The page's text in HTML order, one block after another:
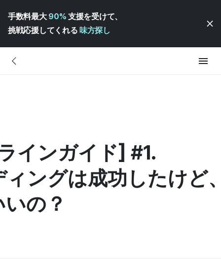
手数料最大 90% 支援を受けて、
挑戦応援してくれる 味方探し
インガイド] #1.
ングは成功したけど
の？